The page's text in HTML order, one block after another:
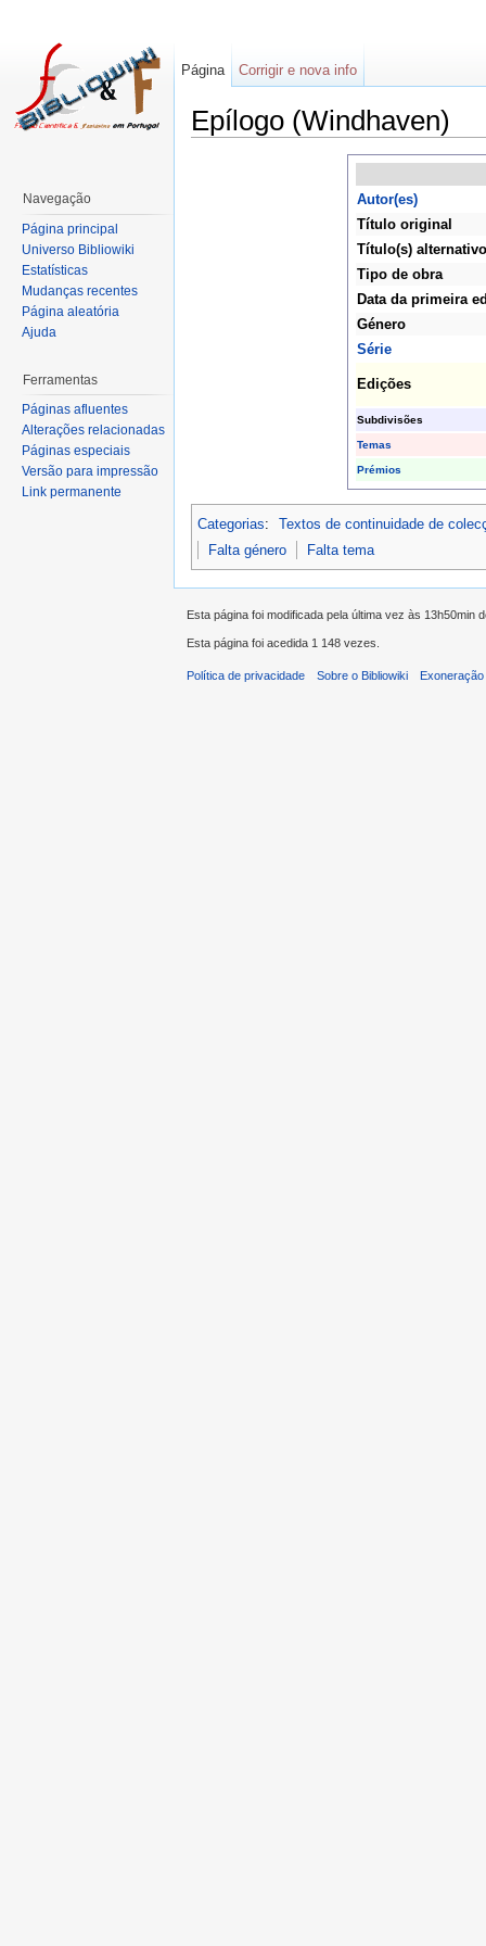
Epílogo (Windhaven)
Autor(es)
Título original
Título(s)
Tipo de obra
Data da primeira
Género
Série
Edições
Subdivisões
Temas
Prémios
Categorias:
Textos de continuidade de
Falta género
Falta tema
Página Corrigir e nova info
Navegação
Página principal
Universo Bibliowiki
Estatísticas
Mudanças recentes
Página aleatória
Ajuda
Ferramentas
Páginas afluentes
Alterações relacionadas
Páginas especiais
Versão para impressão
Link permanente
Esta página foi modificada pela última vez às 13h50min
Esta página foi acedida 1 148 vezes.
Política de privacidade Sobre o Bibliowiki